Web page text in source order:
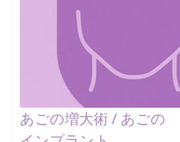
あごの増大術 / あごの